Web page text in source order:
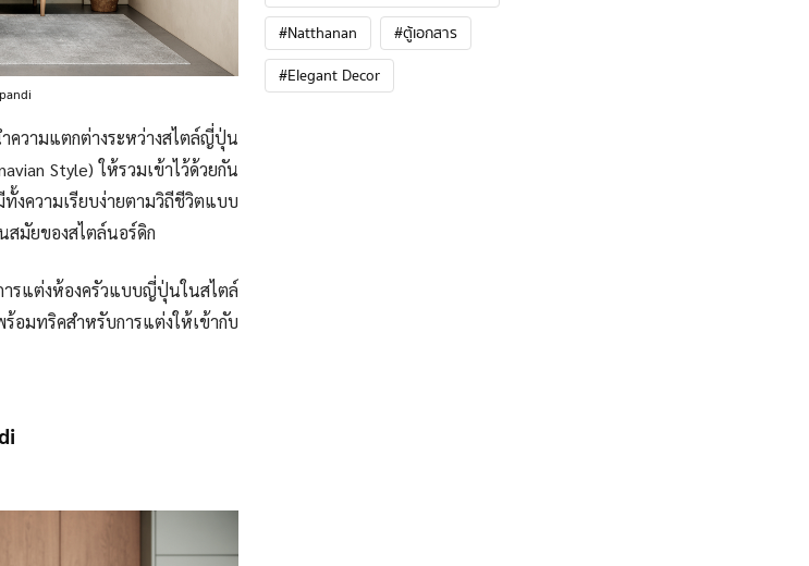
ามแตกต่างระหว่างสไตล์ญี่ปุ่น
Style) ให้รวมเข้าไว้ด้วยกัน
ความเรียบง่ายตามวิถีชีวิตแบบ
มัยของสไตล์นอร์ดิก
ารแต่งห้องครัวแบบญี่ปุ่นในสไตล์
มทริคสำหรับการแต่งให้เข้ากับ
#Natthanan
#ตู้เอกสาร
#Elegant Decor